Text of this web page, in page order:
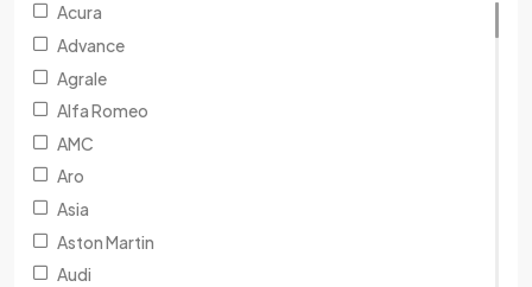
Acura
Advance
Agrale
Alfa Romeo
AMC
Aro
Asia
Aston Martin
Audi